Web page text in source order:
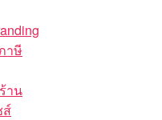
าษี
าน
ส์